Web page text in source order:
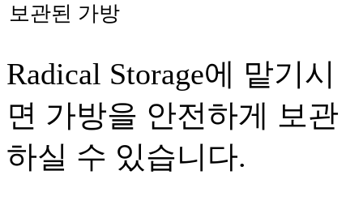
보관된 가방
Radical Storage에 맡기시
면 가방을 안전하게 보관
하실 수 있습니다.